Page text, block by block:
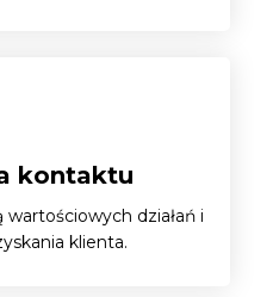
kontaktu
działań i
klienta.